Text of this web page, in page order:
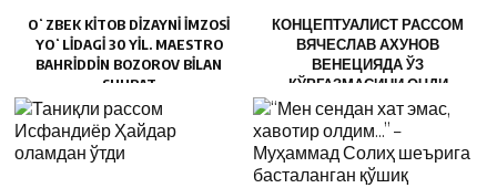
OʻZBEK KITOB DIZAYNI IMZOSI
YOʻLIDAGI 30 YIL. MAESTRO
BAHRIDDIN BOZOROV BILAN
SUHBAT
КОНЦЕПТУАЛИСТ РАССОМ
ВЯЧЕСЛАВ АХУНОВ
ВЕНЕЦИЯДА ЎЗ
КЎРГАЗМАСИНИ ОЧДИ